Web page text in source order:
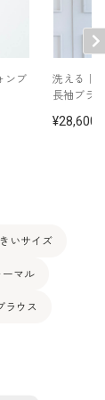
ンブ
洗える｜
長袖ブラ
28,600
いサイズ
ーマル
ラウス